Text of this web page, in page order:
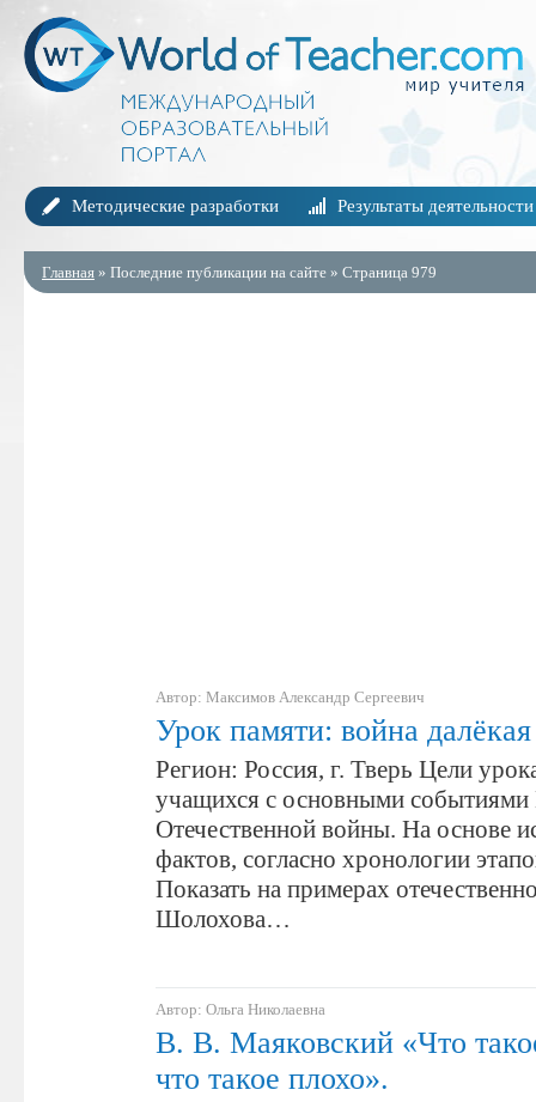
Методические разработки Результаты деятельности
Главная » Последние публикации на сайте » Страница 979
Автор: Максимов Александр Сергеевич
Урок памяти: война
Регион: Россия, г. Тверь Цели
учащихся с основными событиями
Отечественной войны. На основе
фактов, согласно хронологии
Показать на примерах
Шолохова…
Автор: Ольга Николаевна
В. В. Маяковский «Что
что такое плохо».